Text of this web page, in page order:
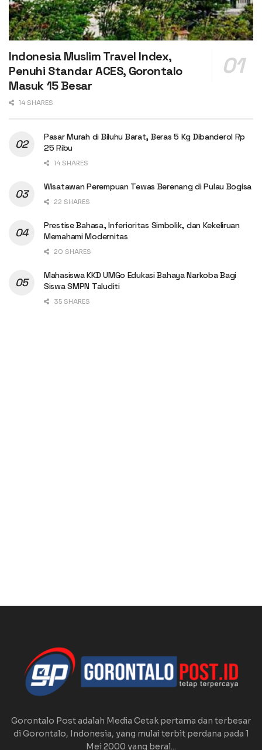
Indonesia Muslim Travel Index,
Penuhi Standar ACES, Gorontalo
Masuk 15 Besar
14 SHARES
Pasar Murah di Biluhu Barat, Beras 5 Kg Dibanderol Rp
25 Ribu
14 SHARES
Wisatawan Perempuan Tewas Berenang di Pulau Bogisa
22 SHARES
Prestise Bahasa, Inferioritas Simbolik, dan Kekeliruan
Memahami Modernitas
20 SHARES
Mahasiswa KKD UMGo Edukasi Bahaya Narkoba Bagi
Siswa SMPN Taluditi
35 SHARES
Gorontalo Post adalah Media Cetak pertama dan terbesar
di Gorontalo, Indonesia, yang mulai terbit perdana pada 1
Mei 2000 yang beral...